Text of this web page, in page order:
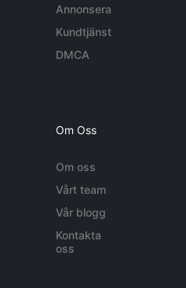
Annonsera
Kundtjänst
DMCA
Om Oss
Om oss
Vårt team
Vår blogg
Kontakta
oss